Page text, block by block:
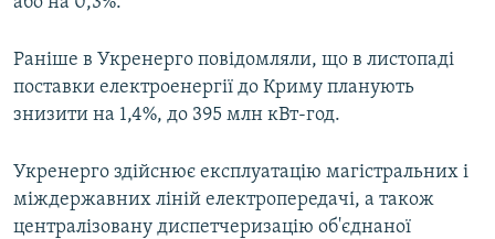
Раніше в Укренерго повідомляли, що в листопаді
поставки електроенергії до Криму планують
знизити на 1,4%, до 395 млн кВт-год.
Укренерго здійснює експлуатацію магістральних і
міждержавних ліній електропередачі, а також
централізовану диспетчеризацію об'єднаної